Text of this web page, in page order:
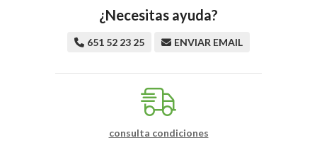
¿Necesitas ayuda?
651 52 23 25 ENVIAR EMAIL
consulta condiciones